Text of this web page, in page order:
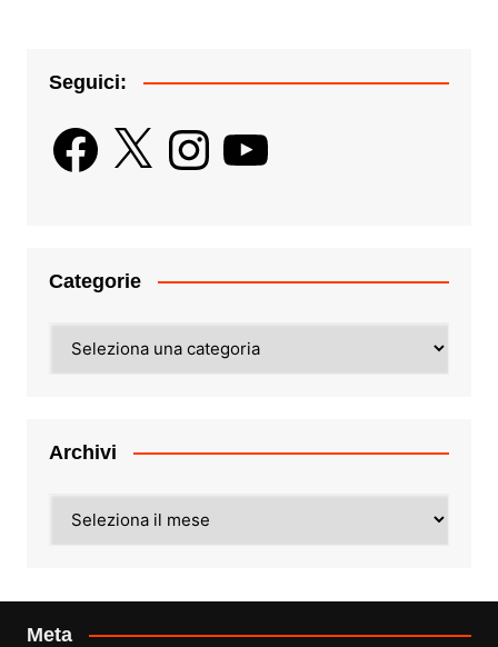
Seguici:
Facebook
X InstagramYouTube
Categorie
Archivi
Meta